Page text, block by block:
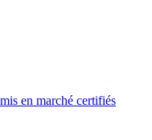
en marché certifiés